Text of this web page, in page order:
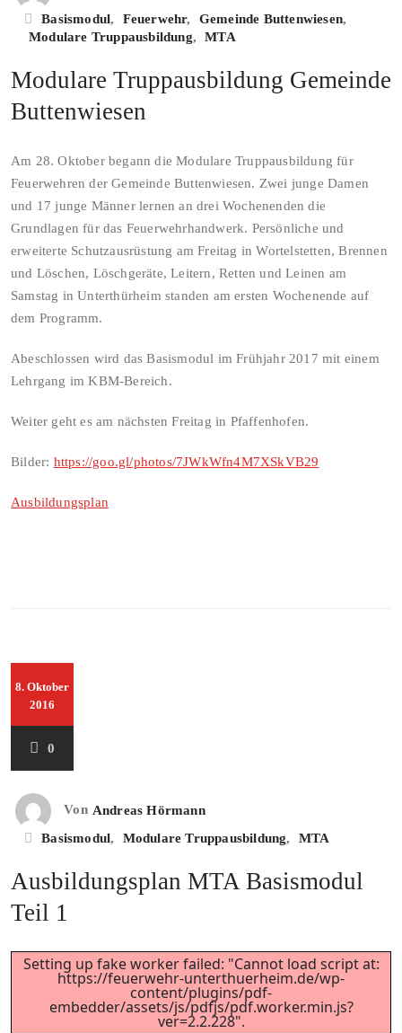
Basismodul, Feuerwehr, Gemeinde Buttenwiesen,
Modulare Truppausbildung, MTA
Modulare Truppausbildung Gemeinde
Buttenwiesen
Am 28. Oktober begann die Modulare Truppausbildung für
Feuerwehren der Gemeinde Buttenwiesen. Zwei junge Damen
und 17 junge Männer lernen an drei Wochenenden die
Grundlagen für das Feuerwehrhandwerk. Persönliche und
erweiterte Schutzausrüstung am Freitag in Wortelstetten, Brennen
und Löschen, Löschgeräte, Leitern, Retten und Leinen am
Samstag in Unterthürheim standen am ersten Wochenende auf
dem Programm.
Abeschlossen wird das Basismodul im Frühjahr 2017 mit einem
Lehrgang im KBM-Bereich.
Weiter geht es am nächsten Freitag in Pfaffenhofen.
Bilder: https://goo.gl/photos/7JWkWfn4M7XSkVB29
Ausbildungsplan
8. Oktober
2016
0
Von Andreas Hörmann
Basismodul, Modulare Truppausbildung, MTA
Ausbildungsplan MTA Basismodul
Teil 1
Setting up fake worker failed: "Cannot load script at:
https://feuerwehr-unterthuerheim.de/wp-
content/plugins/pdf-
embedder/assets/js/pdfjs/pdf.worker.min.js?
ver=2.2.228".